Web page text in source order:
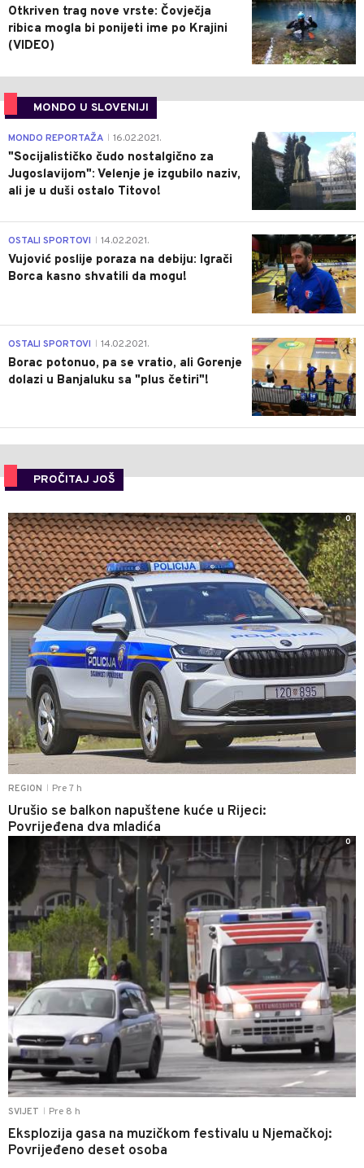
Otkriven trag nove vrste: Čovječja
ribica mogla bi ponijeti ime po Krajini
(VIDEO)
MONDO U SLOVENIJI
4
MONDO REPORTAŽA 16.02.2021.
"Socijalističko čudo nostalgično za
Jugoslavijom": Velenje je izgubilo naziv,
ali je u duši ostalo Titovo!
1
OSTALI SPORTOVI 14.02.2021.
Vujović poslije poraza na debiju: Igrači
Borca kasno shvatili da mogu!
3
OSTALI SPORTOVI 14.02.2021.
Borac potonuo, pa se vratio, ali Gorenje
dolazi u Banjaluku sa "plus četiri"!
PROČITAJ JOŠ
REGION Pre 7 h
Urušio se balkon napuštene kuće u Rijeci:
Povrijeđena dva mladića
0
SVIJET Pre 8 h
Eksplozija gasa na muzičkom festivalu u Njemačkoj:
Povrijeđeno deset osoba
0